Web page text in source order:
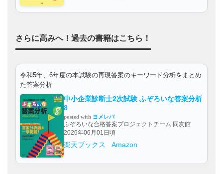
さらに高みへ！過去の書籍はこちら！
令和5年、6年度の本試験の再現答案のキーワード分析をまとめ
た答案分析
中小企業診断士2次試験 ふぞろいな答案分析
8
posted with ヨメレバ
ふぞろいな合格答案プロジェクトチーム 同友館
2026年06月01日頃
楽天ブックス Amazon